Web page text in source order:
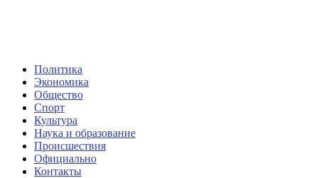
Политика
Экономика
Общество
Спорт
Культура
Наука и образование
Происшествия
Официально
Контакты